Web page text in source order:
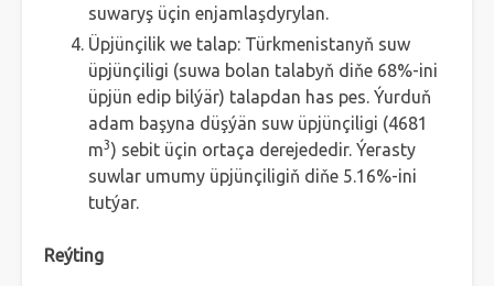
suwaryş üçin enjamlaşdyrylan.
Üpjünçilik we talap: Türkmenistanyň suw
üpjünçiligi (suwa bolan talabyň diňe 68%-ini
üpjün edip bilýär) talapdan has pes. Ýurduň
adam başyna düşýän suw üpjünçiligi (4681
m3) sebit üçin ortaça derejededir. Ýerasty
suwlar umumy üpjünçiligiň diňe 5.16%-ini
tutýar.
Reýting